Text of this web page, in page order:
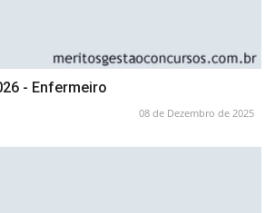
- Enfermeiro
08 de Dezembro de 2025